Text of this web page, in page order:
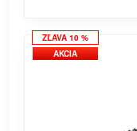
ZĽAVA 10 %
AKCIA